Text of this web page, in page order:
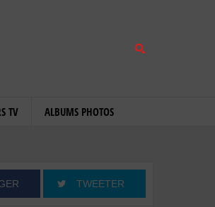
TV ALBUMS PHOTOS
TWEETER